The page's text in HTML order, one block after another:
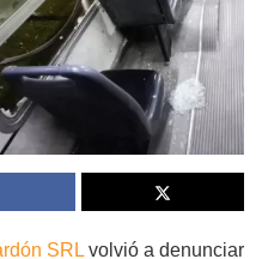
SRL volvió a denunciar